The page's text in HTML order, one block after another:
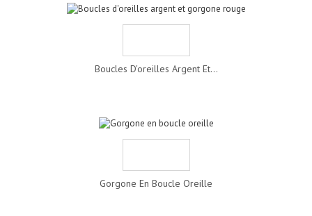
Boucles D'oreilles Argent Et...
Gorgone En Boucle Oreille